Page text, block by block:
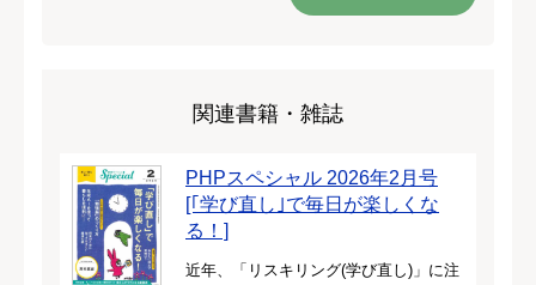
関連書籍・雑誌
PHPスペシャル 2026年2月号
[｢学び直し｣で毎日が楽しくな
る！]
近年、「リスキリング(学び直し)」に注